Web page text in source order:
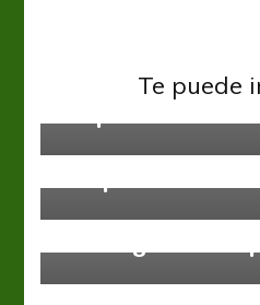
Te puede
Copa Argentina Racing
Suspendido